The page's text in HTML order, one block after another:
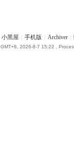
小黑屋 手机版 Archiver
GMT+8, 2026-8-7 15:22 ,